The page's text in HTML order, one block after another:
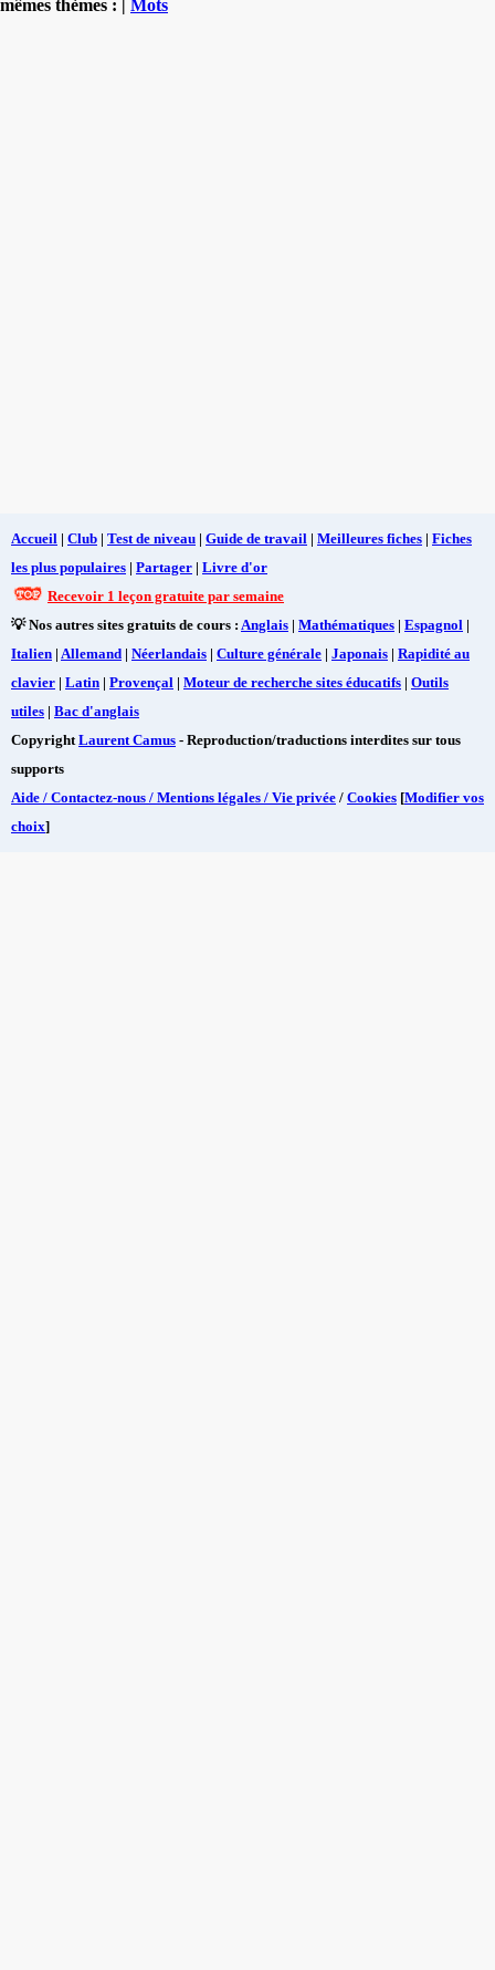
mêmes thèmes : | Mots
Accueil | Club | Test de niveau | Guide de travail | Meilleures fiches | Fiches
les plus populaires | Partager | Livre d'or
Recevoir 1 leçon gratuite par semaine
💡 Nos autres sites gratuits de cours : Anglais | Mathématiques | Espagnol |
Italien | Allemand | Néerlandais | Culture générale | Japonais | Rapidité au
clavier | Latin | Provençal | Moteur de recherche sites éducatifs | Outils
utiles | Bac d'anglais
Copyright Laurent Camus - Reproduction/traductions interdites sur tous
supports
Aide / Contactez-nous / Mentions légales / Vie privée / Cookies [Modifier vos
choix]